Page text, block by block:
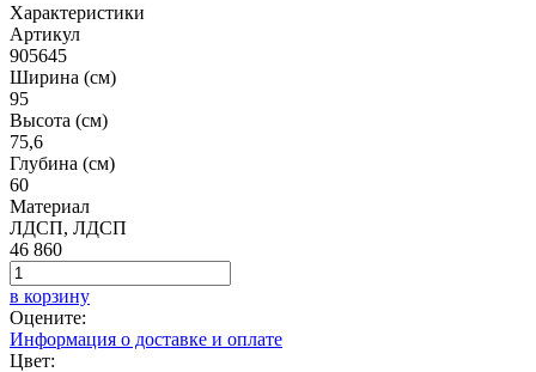
Характеристики
Артикул
905645
Ширина (см)
95
Высота (см)
75,6
Глубина (см)
60
Материал
ЛДСП, ЛДСП
46 860
в корзину
Оцените:
Информация о доставке и оплате
Цвет: